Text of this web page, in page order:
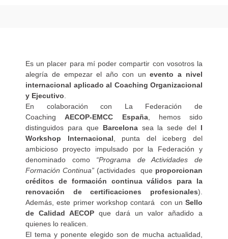
Es un placer para mí poder compartir con vosotros la
alegría de empezar el año con unevento a nivel
internacional aplicado al Coaching Organizacional
y Ejecutivo
En colaboración con La Federación de
CoachingAECOP-EMCC España, hemos sido
distinguidos para que Barcelonasea la sede del I
Workshop Internacional , punta del iceberg del
ambicioso proyecto impulsado por la Federación y
denominado como “Programa de Actividades de
Formación Continua” (actividades que proporcionan
créditos de formación continua válidos para la
renovación de certificaciones profesionales).
Además, este primer workshop contará con un Sello
de Calidad AECOP que dará un valor añadido a
quienes lo realicen.
El tema y ponente elegido son de mucha actualidad,